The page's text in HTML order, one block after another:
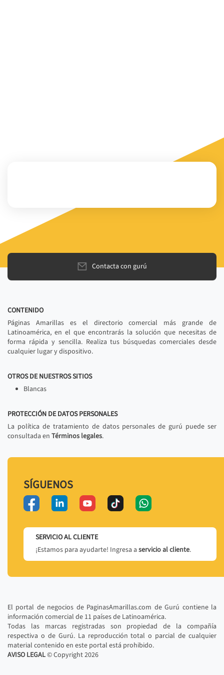
Contacta con gurú
CONTENIDO
Páginas Amarillas es el directorio comercial más grande de
Latinoamérica, en el que encontrarás la solución que necesitas de
forma rápida y sencilla. Realiza tus búsquedas comerciales desde
cualquier lugar y dispositivo.
OTROS DE NUESTROS SITIOS
Blancas
PROTECCIÓN DE DATOS PERSONALES
La política de tratamiento de datos personales de gurú puede ser
consultada en Términos legales.
SÍGUENOS
SERVICIO AL CLIENTE
¡Estamos para ayudarte! Ingresa a servicio al cliente.
El portal de negocios de PaginasAmarillas.com de Gurú contiene la
información comercial de 11 países de Latinoamérica.
Todas las marcas registradas son propiedad de la compañía
respectiva o de Gurú. La reproducción total o parcial de cualquier
material contenido en este portal está prohibido.
AVISO LEGAL© Copyright2026